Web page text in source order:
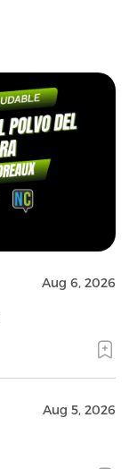
Aug 6, 2026
Aug 5, 2026